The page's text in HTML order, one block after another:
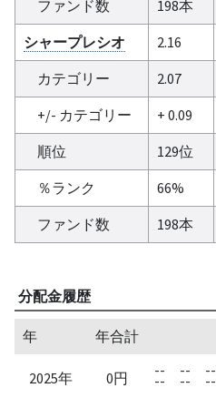
ファンド数 198本
シャープレシオ
2.16
カテゴリー
2.07
+/- カテゴリー
+ 0.09
順位
129位
％ランク
66%
ファンド数
198本
分配金履歴
年 年合計
2025年 0円 --
--
--
--
--
--